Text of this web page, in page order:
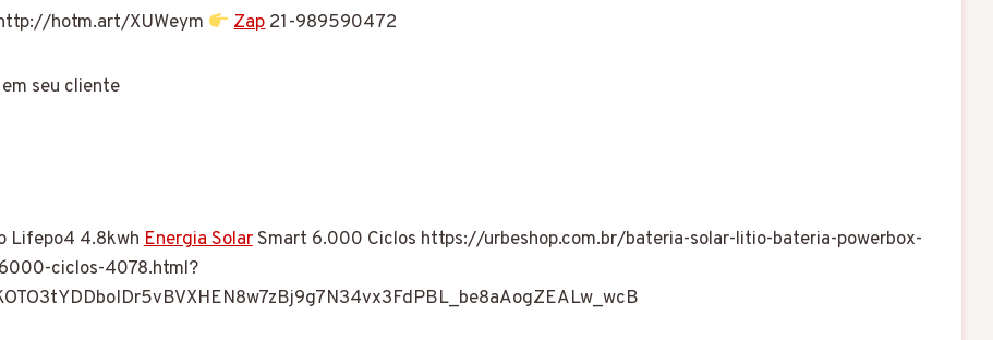
hotm.art/XUWeym Zap21-989590472
seu cliente
Lifepo4 4.8kwhEnergia SolarSmart 6.000 Ciclos https://urbeshop.com.br/bateria-solar-litio-bateria-powerbox-
ciclos-4078.html?